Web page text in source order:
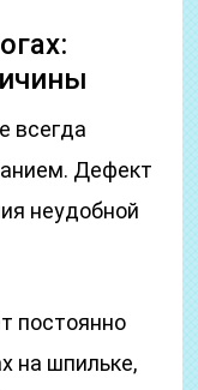
всегда
Дефект
неудобной
постоянно
на шпильке,